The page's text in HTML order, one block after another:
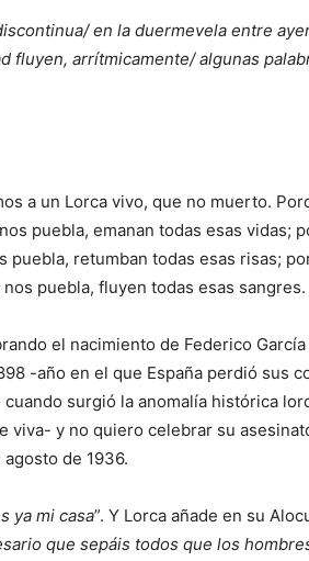
en la duermevela entre
fluyen, arrítmicamente/ algunas
a un Lorca vivo, que no muerto.
puebla, emanan todas esas vidas;
puebla, retumban todas esas risas;
puebla, fluyen todas esas sangres.
el nacimiento de Federico García
-año en el que España perdió sus
surgió la anomalía histórica
y no quiero celebrar su
de 1936.
ya mi casa”. Y Lorca añade en su
que sepáis todos que los